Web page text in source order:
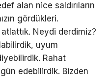
alan nice saldırıların
gördükleri.
atlattık. Neydi derdimiz?
uyum
Rahat
edebilirdik. Bizden